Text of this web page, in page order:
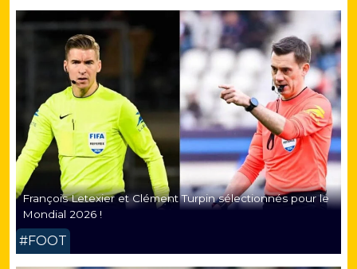
François Letexier et Clément Turpin sélectionnés pour le
Mondial 2026 !
#FOOT